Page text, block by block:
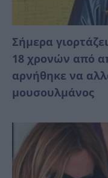
Σήμερα
18 χρονών από
αρνήθηκε να
μουσουλμάνος